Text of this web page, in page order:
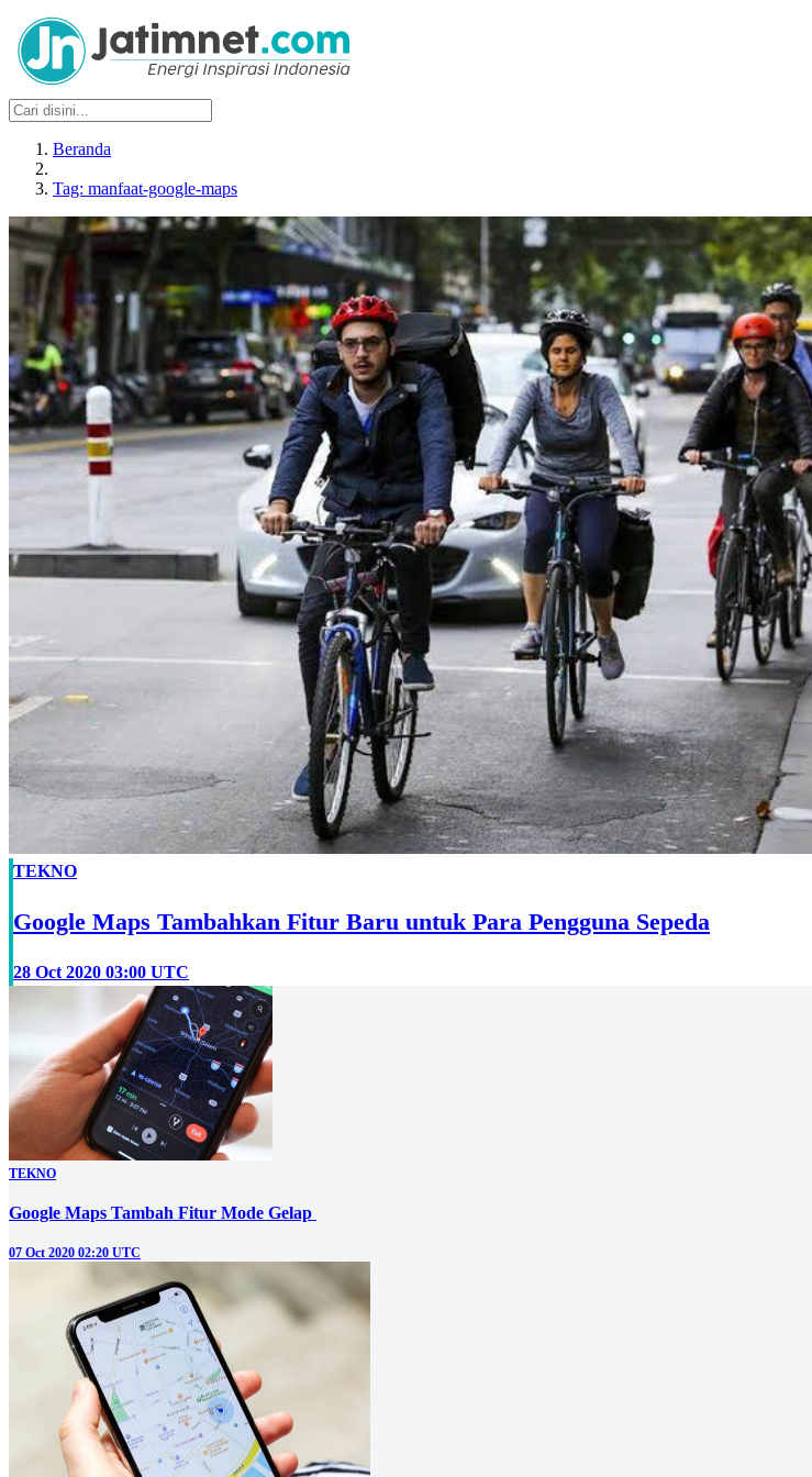
Beranda
Tag: manfaat-google-maps
TEKNO
Google Maps Tambahkan Fitur Baru untuk Para Pengguna Sepeda
28 Oct 2020 03:00 UTC
TEKNO
Google Maps Tambah Fitur Mode Gelap
07 Oct 2020 02:20 UTC